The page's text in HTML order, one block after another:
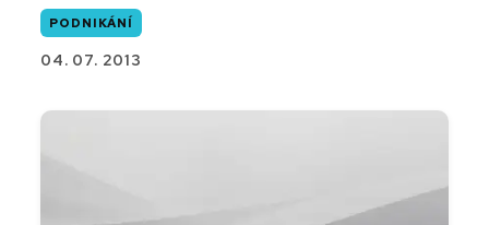
PODNIKÁNÍ
04. 07. 2013